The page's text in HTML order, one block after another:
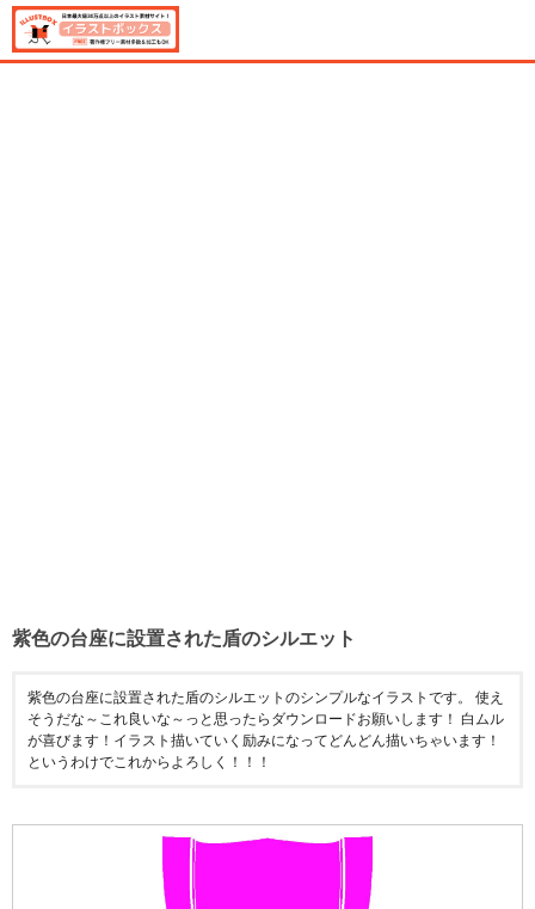
紫色の台座に設置された盾のシルエット
紫色の台座に設置された盾のシルエットのシンプルなイラストです。 使え
そうだな～これ良いな～っと思ったらダウンロードお願いします！ 白ムル
が喜びます！イラスト描いていく励みになってどんどん描いちゃいます！
というわけでこれからよろしく！！！